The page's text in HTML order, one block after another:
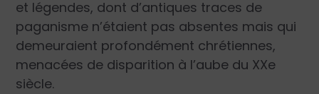
et légendes, dont d’antiques traces de
paganisme n’étaient pas absentes mais qui
demeuraient profondément chrétiennes,
menacées de disparition à l’aube du XXe
siècle.